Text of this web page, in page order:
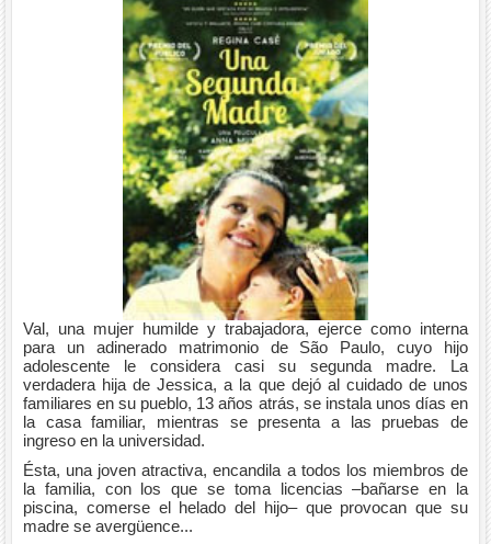
Val, una mujer humilde y trabajadora, ejerce como interna
para un adinerado matrimonio de São Paulo, cuyo hijo
adolescente le considera casi su segunda madre. La
verdadera hija de Jessica, a la que dejó al cuidado de unos
familiares en su pueblo, 13 años atrás, se instala unos días en
la casa familiar, mientras se presenta a las pruebas de
ingreso en la universidad.
Ésta, una joven atractiva, encandila a todos los miembros de
la familia, con los que se toma licencias –bañarse en la
piscina, comerse el helado del hijo– que provocan que su
madre se avergüence...